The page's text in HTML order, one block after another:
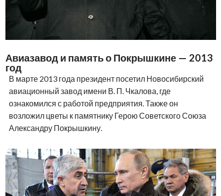
Авиазавод и память о Покрышкине — 2013
год
В марте 2013 года президент посетил Новосибирский
авиационный завод имени В. П. Чкалова, где
ознакомился с работой предприятия. Также он
возложил цветы к памятнику Герою Советского Союза
Александру Покрышкину.